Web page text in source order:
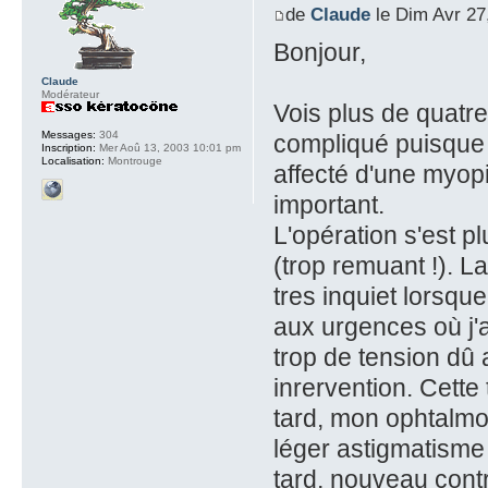
de Claudele Dim Avr
Bonjour,
Vois plus de
compliqué
affecté d'une
important.
L'opération s'est
(trop remuant !).
tres inquiet
aux urgences où
trop de tension dû
inrervention.
tard, mon
léger
tard, nouveau
Claude
Modérateur
Messages: 304
Inscription: Mer Aoû 13, 2003 10:01 pm
Localisation: Montrouge